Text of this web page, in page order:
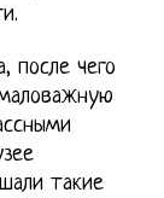
после чего
такие